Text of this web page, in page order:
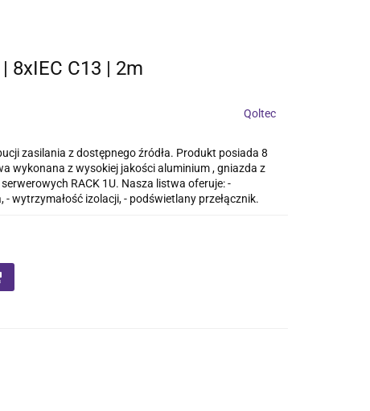
8xIEC C13 | 2m
Qoltec
zasilania z dostępnego źródła. Produkt posiada 8
wykonana z wysokiej jakości aluminium , gniazda z
RACK 1U. Nasza listwa oferuje: -
wytrzymałość izolacji, - podświetlany przełącznik.